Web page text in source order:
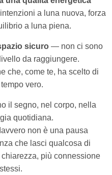
a luna nuova, forza
a luna piena.
sicuro — non ci sono
da raggiungere.
che, come te, ha scelto di
vero.
il segno, nel corpo, nella
quotidiana.
non è una pausa
che lasci qualcosa di
più connessione